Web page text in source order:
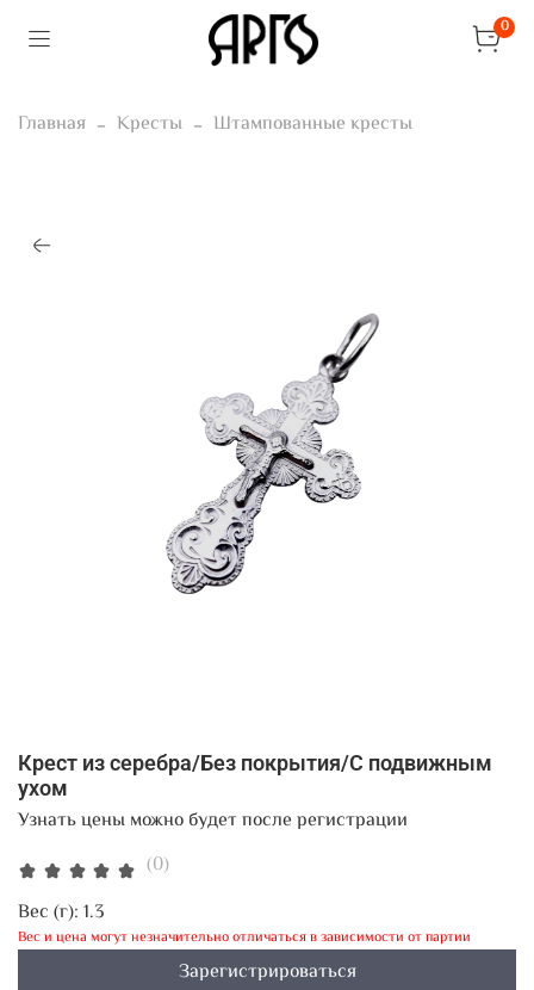
0
Главная Кресты Штампованные кресты
(0)
Крест из серебра/Без покрытия/С подвижным
ухом
Узнать цены можно будет после регистрации
Вес (г): 1.3
Вес и цена могут незначительно отличаться в зависимости от партии
Зарегистрироваться